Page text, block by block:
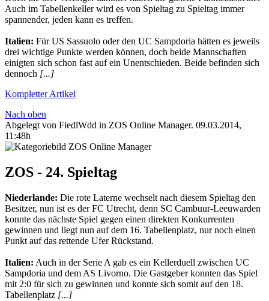
Auch im Tabellenkeller wird es von Spieltag zu Spieltag immer
spannender, jeden kann es treffen.
Italien: Für US Sassuolo oder den UC Sampdoria hätten es jeweils
drei wichtige Punkte werden können, doch beide Mannschaften
einigten sich schon fast auf ein Unentschieden. Beide befinden sich
dennoch [...]
Kompletter Artikel
Nach oben
Abgelegt von FiedlWdd in ZOS Online Manager. 09.03.2014,
11:48h
ZOS - 24. Spieltag
Niederlande: Die rote Laterne wechselt nach diesem Spieltag den
Besitzer, nun ist es der FC Utrecht, denn SC Cambuur-Leeuwarden
konnte das nächste Spiel gegen einen direkten Konkurrenten
gewinnen und liegt nun auf dem 16. Tabellenplatz, nur noch einen
Punkt auf das rettende Ufer Rückstand.
Italien: Auch in der Serie A gab es ein Kellerduell zwischen UC
Sampdoria und dem AS Livorno. Die Gastgeber konnten das Spiel
mit 2:0 für sich zu gewinnen und konnte sich somit auf den 18.
Tabellenplatz [...]